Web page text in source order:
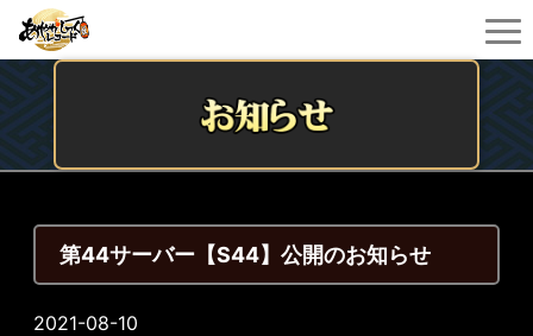
第44サーバー【S44】公開のお知らせ
2021-08-10